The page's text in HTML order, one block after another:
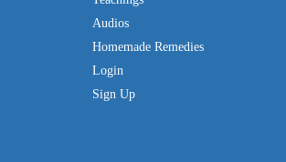
Audios
Homemade Remedies
Login
Sign Up